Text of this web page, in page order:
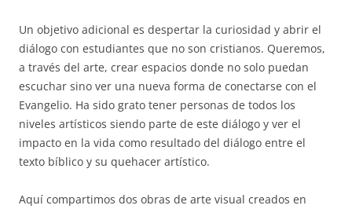
Un objetivo adicional es despertar la curiosidad y abrir el
diálogo con estudiantes que no son cristianos. Queremos,
a través del arte, crear espacios donde no solo puedan
escuchar sino ver una nueva forma de conectarse con el
Evangelio. Ha sido grato tener personas de todos los
niveles artísticos siendo parte de este diálogo y ver el
impacto en la vida como resultado del diálogo entre el
texto bíblico y su quehacer artístico.
Aquí compartimos dos obras de arte visual creados en